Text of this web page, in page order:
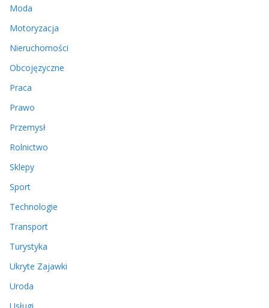
Moda
Motoryzacja
Nieruchomości
Obcojęzyczne
Praca
Prawo
Przemysł
Rolnictwo
Sklepy
Sport
Technologie
Transport
Turystyka
Ukryte Zajawki
Uroda